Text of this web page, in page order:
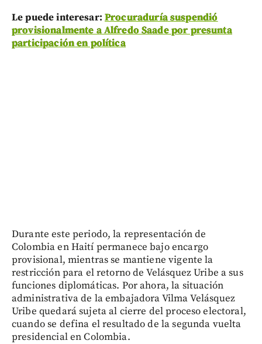
Le puede interesar: Procuraduría suspendió
provisionalmente a Alfredo Saade por presunta
participación en política
Durante este periodo, la representación de
Colombia en Haití permanece bajo encargo
provisional, mientras se mantiene vigente la
restricción para el retorno de Velásquez Uribe a sus
funciones diplomáticas. Por ahora, la situación
administrativa de la embajadora Vilma Velásquez
Uribe quedará sujeta al cierre del proceso electoral,
cuando se defina el resultado de la segunda vuelta
presidencial en Colombia.